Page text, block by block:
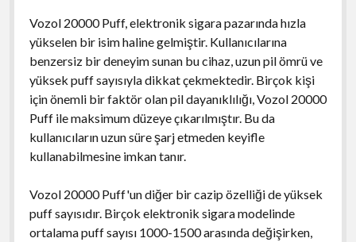
Vozol 20000 Puff, elektronik sigara pazarında hızla
yükselen bir isim haline gelmiştir. Kullanıcılarına
benzersiz bir deneyim sunan bu cihaz, uzun pil ömrü ve
yüksek puff sayısıyla dikkat çekmektedir. Birçok kişi
için önemli bir faktör olan pil dayanıklılığı, Vozol 20000
Puff ile maksimum düzeye çıkarılmıştır. Bu da
kullanıcıların uzun süre şarj etmeden keyifle
kullanabilmesine imkan tanır.
Vozol 20000 Puff'un diğer bir cazip özelliği de yüksek
puff sayısıdır. Birçok elektronik sigara modelinde
ortalama puff sayısı 1000-1500 arasında değişirken,